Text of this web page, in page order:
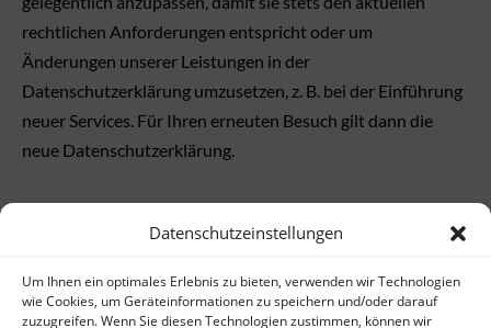
Datenschutzeinstellungen
Um Ihnen ein optimales Erlebnis zu bieten, verwenden wir Technologien
wie Cookies, um Geräteinformationen zu speichern und/oder darauf
zuzugreifen. Wenn Sie diesen Technologien zustimmen, können wir
rechtlichen Anforderungen entspricht oder um
Änderungen unserer Leistungen in der
Datenschutzerklärung umzusetzen, z. B. bei der Einführung
neuer Services. Für Ihren erneuten Besuch gilt dann die
neue Datenschutzerklärung.
Fragen an den